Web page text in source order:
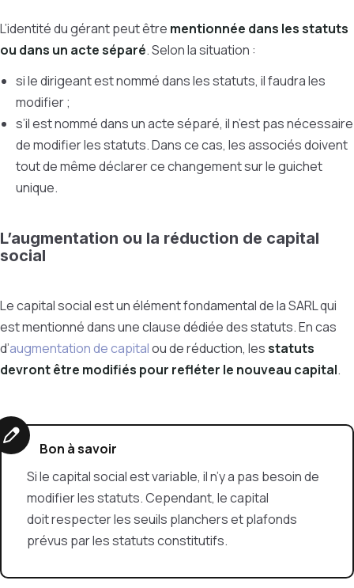
L’identité du gérant peut être mentionnée dans les statuts
ou dans un acte séparé. Selon la situation :
si le dirigeant est nommé dans les statuts, il faudra les
modifier ;
s’il est nommé dans un acte séparé, il n’est pas nécessaire
de modifier les statuts. Dans ce cas, les associés doivent
tout de même déclarer ce changement sur le guichet
unique.
L’augmentation ou la réduction de capital
social
Le capital social est un élément fondamental de la SARL qui
est mentionné dans une clause dédiée des statuts. En cas
d’augmentation de capitalou de réduction, lesstatuts
devront être modifiés pour refléter le nouveau capital.
Bon à savoir
Si le capital social est variable, il n’y a pas besoin de
modifier les statuts. Cependant, le capital
doit respecter les seuils planchers et plafonds
prévus par les statuts constitutifs.